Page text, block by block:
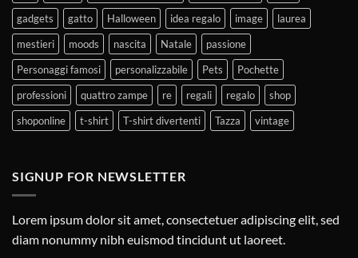
gadgets
gatto Halloween idea regalo image
laurea
mestieri
moods nascita Natale
passione
Personaggi famosi
personalizzabile Pets
Pochette
professioni
quattro zampe re regali regalo
shop
shoponline
t-shirt T-shirt divertenti Tazza vintage
SIGNUP FOR NEWSLETTER
Lorem ipsum dolor sit amet, consectetuer adipiscing elit, sed
diam nonummy nibh euismod tincidunt ut laoreet.